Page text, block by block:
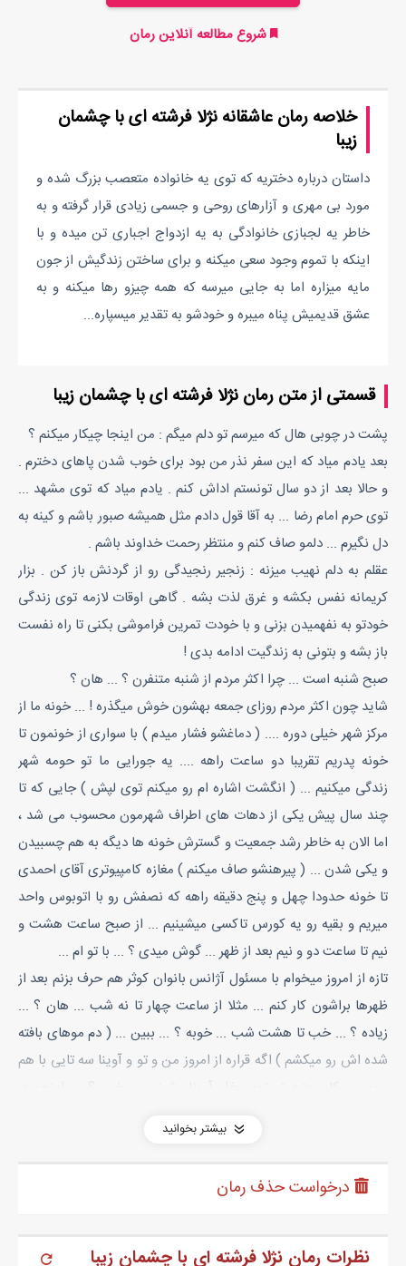
شروع مطالعه آنلاین رمان
خلاصه رمان عاشقانه نژلا فرشته ای با چشمان
زیبا
داستان درباره دختریه که توی یه خانواده متعصب بزرگ شده و
مورد بی مهری و آزارهای روحی و جسمی زیادی قرار گرفته و به
خاطر یه لجبازی خانوادگی به یه ازدواج اجباری تن میده و با
اینکه با تموم وجود سعی میکنه و برای ساختن زندگیش از جون
مایه میزاره اما به جایی میرسه که همه چیزو رها میکنه و به
عشق قدیمیش پناه میبره و خودشو به تقدیر میسپاره...
قسمتی از متن رمان نژلا فرشته ای با چشمان زیبا
پشت در چوبی هال که میرسم تو دلم میگم : من اینجا چیکار میکنم ؟
بعد یادم میاد که این سفر نذر من بود برای خوب شدن پاهای دخترم .
و حالا بعد از دو سال تونستم اداش کنم . یادم میاد که توی مشهد ...
توی حرم امام رضا ... به آقا قول دادم مثل همیشه صبور باشم و کینه به
دل نگیرم ... دلمو صاف کنم و منتظر رحمت خداوند باشم .
عقلم به دلم نهیب میزنه : زنجیر رنجیدگی رو از گردنش باز کن . بزار
کریمانه نفس بکشه و غرق لذت بشه . گاهی اوقات لازمه توی زندگی
خودتو به نفهمیدن بزنی و با خودت تمرین فراموشی بکنی تا راه نفست
باز بشه و بتونی به زندگیت ادامه بدی !
صبح شنبه است ... چرا اکثر مردم از شنبه متنفرن ؟ ... هان ؟
شاید چون اکثر مردم روزای جمعه بهشون خوش میگذره ! ... خونه ما از
مرکز شهر خیلی دوره .... ( دماغشو فشار میدم ) با سواری از خونمون تا
خونه پدریم تقریبا دو ساعت راهه .... یه جورایی ما تو حومه شهر
زندگی میکنیم ... ( انگشت اشاره ام رو میکنم توی لپش ) جایی که تا
چند سال پیش یکی از دهات های اطراف شهرمون محسوب می شد ،
اما الان به خاطر رشد جمعیت و گسترش خونه ها دیگه به هم چسبیدن
و یکی شدن ... ( پیرهنشو صاف میکنم ) مغازه کامپیوتری آقای احمدی
تا خونه حدودا چهل و پنج دقیقه راهه که نصفش رو با اتوبوس واحد
میریم و بقیه رو یه کورس تاکسی میشینیم ... از صبح ساعت هشت و
نیم تا ساعت دو و نیم بعد از ظهر ... گوش میدی ؟ ... با تو ام ...
تازه از امروز میخوام با مسئول آژانس بانوان کوثر هم حرف بزنم بعد از
ظهرها براشون کار کنم ... مثلا از ساعت چهار تا نه شب ... هان ؟ ...
زیاده ؟ ... خب تا هشت شب ... خوبه ؟ ... ببین ... ( دم موهای بافته
شده اش رو میکشم ) اگه قراره از امروز من و تو و آوینا سه تایی با هم
میکنم . خواب آلوده ولی چشمهای عسلیش از لای پلک های نیمه
صبح قبل از اینکه کفش هاشو پاش کنم دوید و عروسک جدیدشو بغل
بیشتر بخوانید
نظرات رمان نژلا فرشته ای با چشمان زیبا